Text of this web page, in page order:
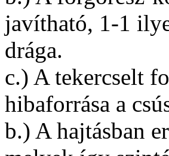
javítható, 1-1
drága.
c.) A tekercselt
hibaforrása a
b.) A hajtásban